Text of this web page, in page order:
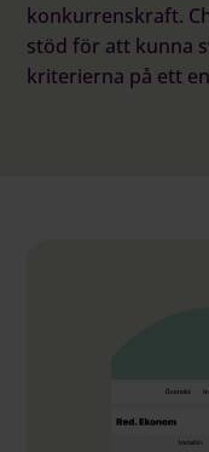
konkurrenskraft.
stöd för att kunna
kriterierna på ett